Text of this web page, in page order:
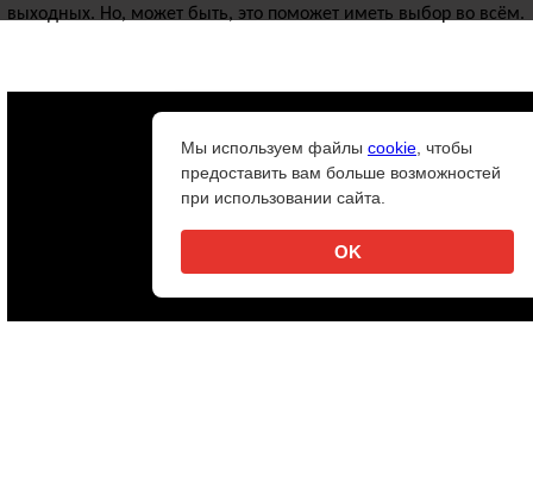
выходных. Но, может быть, это поможет иметь выбор во всём.
Мы используем файлы cookie , чтобы
предоставить вам больше возможностей
при использовании сайта.
OK